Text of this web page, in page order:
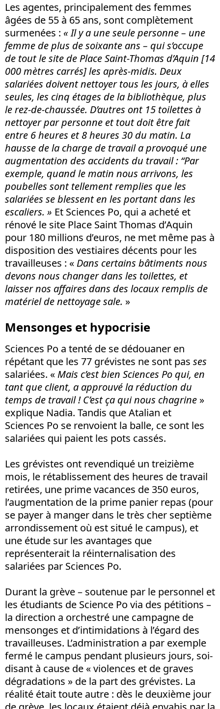
Les agentes, principalement des femmes
âgées de 55 à 65 ans, sont complètement
surmenées : « Il y a une seule personne – une
femme de plus de soixante ans – qui s’occupe
de tout le site de Place Saint-Thomas d’Aquin [14
000 mètres carrés] les après-midis. Deux
salariées doivent nettoyer tous les jours, à elles
seules, les cinq étages de la bibliothèque, plus
le rez-de-chaussée. D’autres ont 15 toilettes à
nettoyer par personne et tout doit être fait
entre 6 heures et 8 heures 30 du matin. La
hausse de la charge de travail a provoqué une
augmentation des accidents du travail : “Par
exemple, quand le matin nous arrivons, les
poubelles sont tellement remplies que les
salariées se blessent en les portant dans les
escaliers. » Et Sciences Po, qui a acheté et
rénové le site Place Saint Thomas d’Aquin
pour 180 millions d’euros, ne met même pas à
disposition des vestiaires décents pour les
travailleuses : « Dans certains bâtiments nous
devons nous changer dans les toilettes, et
laisser nos affaires dans des locaux remplis de
matériel de nettoyage sale. »
Mensonges et hypocrisie
Sciences Po a tenté de se dédouaner en
répétant que les 77 grévistes ne sont pas ses
salariées. «Mais c’est bien Sciences Po qui, en
tant que client, a approuvé la réduction du
temps de travail ! C’est ça qui nous chagrine »
explique Nadia. Tandis que Atalian et
Sciences Po se renvoient la balle, ce sont les
salariées qui paient les pots cassés.
Les grévistes ont revendiqué un treizième
mois, le rétablissement des heures de travail
retirées, une prime vacances de 350 euros,
l’augmentation de la prime panier repas (pour
se payer à manger dans le très cher septième
arrondissement où est situé le campus), et
une étude sur les avantages que
représenterait la réinternalisation des
salariées par Sciences Po.
Durant la grève – soutenue par le personnel et
les étudiants de Science Po via des pétitions –
la direction a orchestré une campagne de
mensonges et d’intimidations à l’égard des
travailleuses. L’administration a par exemple
fermé le campus pendant plusieurs jours, soi-
disant à cause de « violences et de graves
dégradations » de la part des grévistes. La
réalité était toute autre : dès le deuxième jour